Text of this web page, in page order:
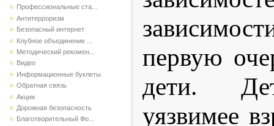
Профессиональные ста...
Антитерроризм
Безопасный интернет
Клубное объединение ...
Методический рекомен...
Видео
Информационные буклеты
Обратная связь
Акции
Дорожная безопасность
Благотворительный Фо...
первую
дети.
уязвимее